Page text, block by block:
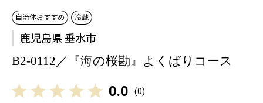
自治体おすすめ 冷蔵
鹿児島県 垂水市
B2-0112／『海の桜勘』よくばりコース
0.0 (0)